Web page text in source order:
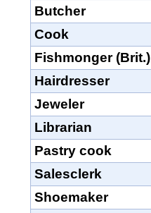
Butcher
Cook
Fishmonger (Brit.)
Hairdresser
Jeweler
Librarian
Pastry cook
Salesclerk
Shoemaker